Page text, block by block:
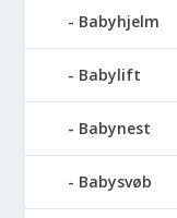
Babyhjelm
Babylift
Babynest
Babysvøb